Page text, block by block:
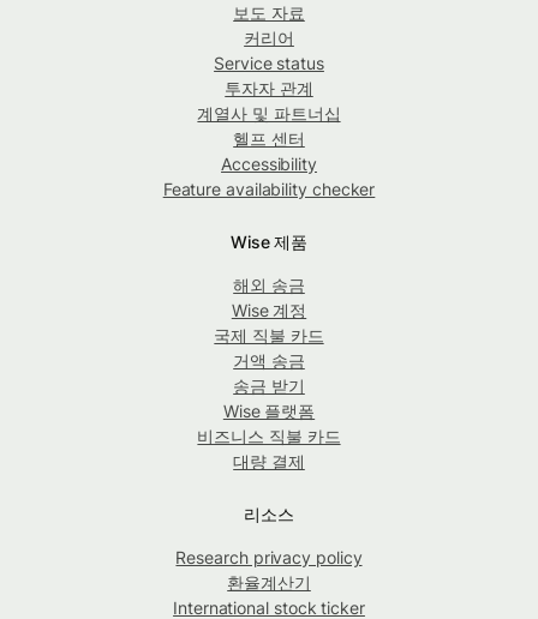
보도 자료
커리어
Service status
투자자 관계
계열사 및 파트너십
헬프 센터
Accessibility
Feature availability checker
Wise 제품
해외 송금
Wise 계정
국제 직불 카드
거액 송금
송금 받기
Wise 플랫폼
비즈니스 직불 카드
대량 결제
리소스
Research privacy policy
환율계산기
International stock ticker